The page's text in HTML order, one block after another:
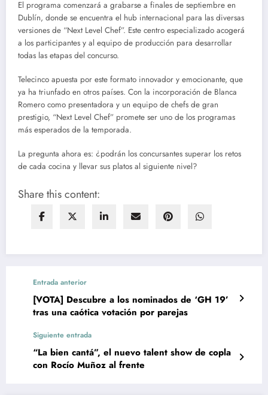
El programa comenzará a grabarse a finales de septiembre en
Dublín, donde se encuentra el hub internacional para las diversas
versiones de “Next Level Chef”. Este centro especializado acogerá
a los participantes y al equipo de producción para desarrollar
todas las etapas del concurso.
Telecinco apuesta por este formato innovador y emocionante, que
ya ha triunfado en otros países. Con la incorporación de Blanca
Romero como presentadora y un equipo de chefs de gran
prestigio, “Next Level Chef” promete ser uno de los programas
más esperados de la temporada.
La pregunta ahora es: ¿podrán los concursantes superar los retos
de cada cocina y llevar sus platos al siguiente nivel?
Share this content:
Entrada anterior
[VOTA] Descubre a los nominados de ‘GH 19’
tras una caótica votación por parejas
Siguiente entrada
“La bien cantá”, el nuevo talent show de copla
con Rocío Muñoz al frente